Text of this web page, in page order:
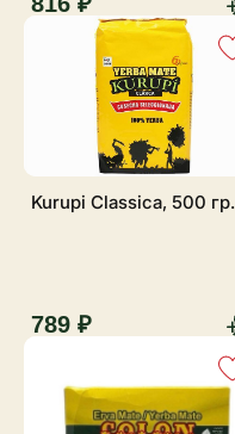
Kurupi Classica, 500 гр.
789 ₽